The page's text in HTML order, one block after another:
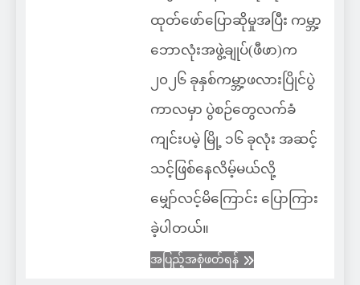
ထုတ်ဖော်ပြောဆိုမှုအပြီး ကမ္ဘာ့
ဘောလုံးအဖွဲ့ချုပ်(ဖီဖာ)က
၂၀၂၆ ခုနှစ်ကမ္ဘာ့ဖလားပြိုင်ပွဲ
ကာလမှာ ပွဲစဉ်တွေလက်ခံ
ကျင်းပမဲ့ မြို့ ၁၆ ခုလုံး အဆင့်
သင့်ဖြစ်နေလိမ့်မယ်လို့
မျှော်လင့်မိကြောင်း ပြောကြား
ခဲ့ပါတယ်။
အပြည့်အစုံဖတ်ရန်